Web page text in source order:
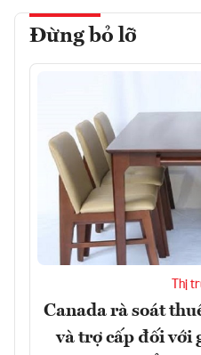
Đừng bỏ lỡ
Thị
Canada rà soát
và trợ cấp đối với